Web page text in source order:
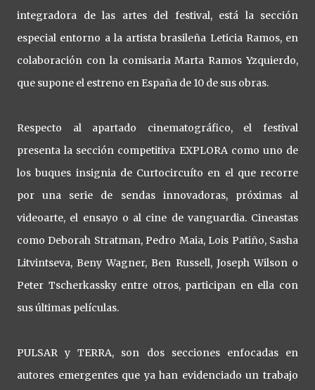
integradora de las artes del festival, está la sección
especial entorno a la artista brasileña Leticia Ramos, en
colaboración con la comisaria Marta Ramos Yzquierdo,
que supone el estreno en España de 10 de sus obras.
Respecto al apartado cinematográfico, el festival
presenta la sección competitiva EXPLORA como uno de
los buques insignia de Curtocircuíto en el que recorre
por una serie de sendas innovadoras, próximas al
videoarte, el ensayo o al cine de vanguardia. Cineastas
como Deborah Stratman, Pedro Maia, Lois Patiño, Sasha
Litvintseva, Beny Wagner, Ben Russell, Joseph Wilson o
Peter Tscherkassky entre otros, participan en ella con
sus últimas películas.
PULSAR y TERRA, son dos secciones enfocadas en
autores emergentes que ya han evidenciado un trabajo